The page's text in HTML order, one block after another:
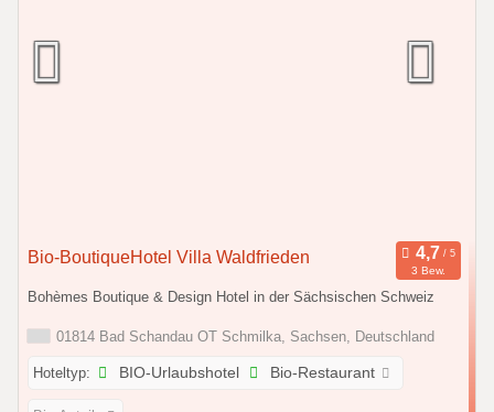
Bio-BoutiqueHotel Villa Waldfrieden
3 Bew.
Bohèmes Boutique & Design Hotel in der Sächsischen Schweiz
01814 Bad Schandau OT Schmilka, Sachsen, Deutschland
Hoteltyp: BIO-Urlaubshotel Bio-Restaurant